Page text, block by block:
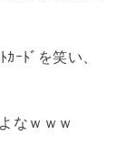
ｰﾄﾞを笑い、
なｗｗｗ